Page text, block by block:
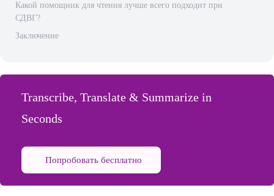
Какой помощник для чтения лучше всего подходит при
СДВГ?
Заключение
Transcribe, Translate & Summarize in
Seconds
Попробовать бесплатно